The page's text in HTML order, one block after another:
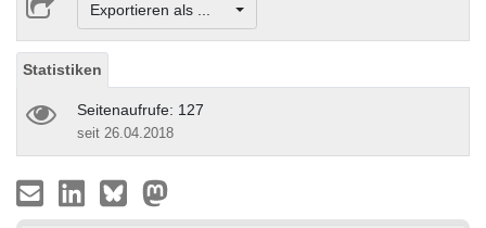
Exportieren als ...
Statistiken
Seitenaufrufe: 127
seit 26.04.2018